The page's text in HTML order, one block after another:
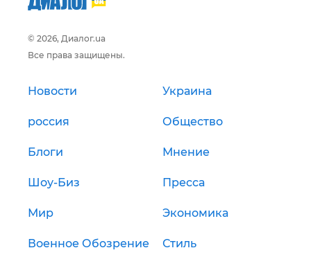
© 2026, Диалог.ua
Все права защищены.
Новости Украина
россия Общество
Блоги Мнение
Шоу-Биз Пресса
Мир Экономика
Военное Обозрение Стиль